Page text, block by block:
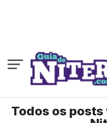
Todos os